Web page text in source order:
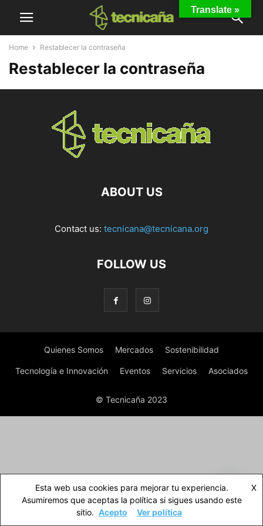
Home Restablecer la contraseña
Restablecer la contraseña
ABOUT US
Contact us: tecnicana@tecnicana.org
FOLLOW US
Quienes Somos Mercados Sostenibilidad
Tecnología e Innovación Eventos Servicios Asociados
© Tecnicaña 2023
Translate »
Esta web usa cookies para mejorar tu experiencia.
Asumiremos que aceptas la política si sigues usando este
sitio.
X
Acepto Ver política